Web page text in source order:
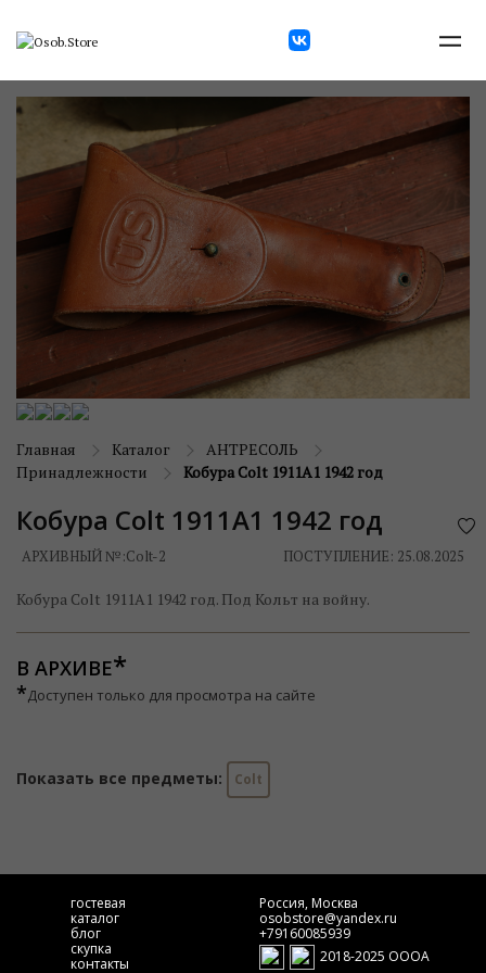
Главная Каталог
АНТРЕСОЛЬ
Принадлежности
Кобура Colt 1911A1 1942 год
Кобура Colt 1911A1 1942 год
АРХИВНЫЙ №:Colt-2 ПОСТУПЛЕНИЕ: 25.08.2025
Кобура Colt 1911A1 1942 год. Под Кольт на войну.
В АРХИВЕ
*Доступен только для просмотра на сайте
Показать все предметы: Colt
гостевая
каталог
блог
скупка
контакты
Россия, Москва
osobstore@yandex.ru
+79160085939
2018-2025 ОООА